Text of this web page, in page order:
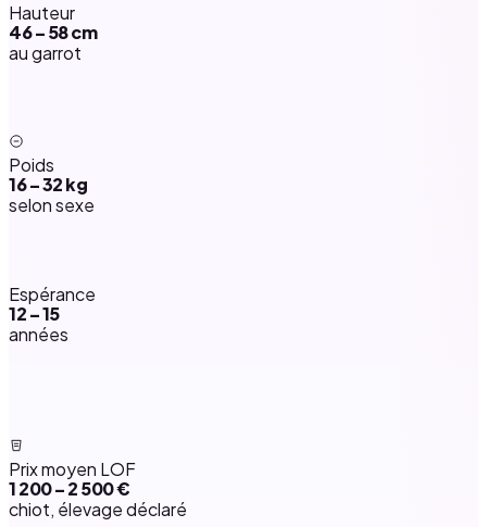
Hauteur
46 – 58 cm
au garrot
Poids
16 – 32 kg
selon sexe
Espérance
12 – 15
années
Prix moyen LOF
1 200 – 2 500 €
chiot, élevage déclaré